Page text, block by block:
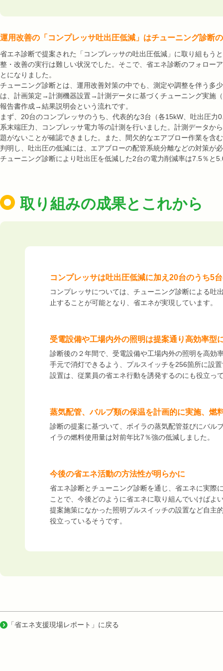
運用改善の「コンプレッサ吐出圧低減」はチューニング診断
省エネ診断で提案された「コンプレッサの吐出圧低減」に取り組もう
整・改善の実行は難しい状況でした。そこで、省エネ診断のフォロー
とになりました。
チューニング診断とは、運用改善対策の中でも、測定や調整を伴う多
は、計画策定→計測機器設置→計測データに基づくチューニング実
報告書作成→結果説明会という流れです。
まず、20台のコンプレッサのうち、代表的な3台（各15kW、吐出圧
系末端圧力、コンプレッサ電力等の計測を行いました。計測データ
題がないことが確認できました。また、間欠的なエアブロー作業を含
判明し、吐出圧の低減には、エアブローの配管系統分離などの対策が
チューニング診断により吐出圧を低減した2台の電力削減率は7.5％と
取り組みの成果とこれから
コンプレッサは吐出圧低減に加え20台のうち5
コンプレッサについては、チューニング診断による吐
止することが可能となり、省エネが実現しています。
受電設備や工場内外の照明は提案通り高効率型
診断後の２年間で、受電設備や工場内外の照明を高効
手元で消灯できるよう、プルスイッチを256箇所に設
設置は、従業員の省エネ行動を誘発するのにも役立っ
蒸気配管、バルブ類の保温を計画的に実施、燃
診断の提案に基づいて、ボイラの蒸気配管並びにバル
イラの燃料使用量は対前年比7％強の低減しました。
今後の省エネ活動の方法性が明らかに
省エネ診断とチューニング診断を通じ、省エネに実際
ことで、今後どのように省エネに取り組んでいけばよ
提案施策になかった照明プルスイッチの設置など自主
役立っているそうです。
「省エネ支援現場レポート」に戻る